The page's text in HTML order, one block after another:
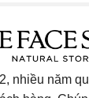
nhiều năm